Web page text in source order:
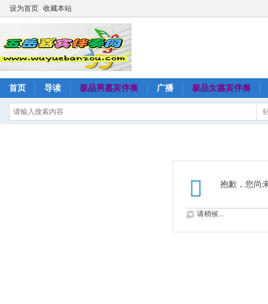
设为首页 收藏本站
首页 导读 极品男嘉宾伴奏 广播 极品女嘉宾伴奏
抱歉，您尚
请稍候...